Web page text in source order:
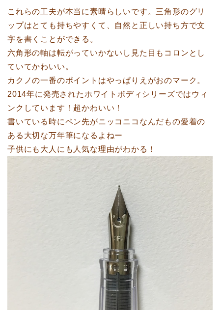
これらの工夫が本当に素晴らしいです。三角形のグリ
ップはとても持ちやすくて、自然と正しい持ち方で文
字を書くことができる。
六角形の軸は転がっていかないし見た目もコロンとし
ていてかわいい。
カクノの一番のポイントはやっぱりえがおのマーク。
2014年に発売されたホワイトボディシリーズではウィ
ンクしています！超かわいい！
書いている時にペン先がニッコニコなんだもの愛着の
ある大切な万年筆になるよねー
子供にも大人にも人気な理由がわかる！